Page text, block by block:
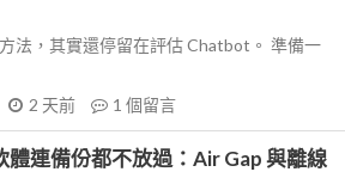
法，其實還停留在評估 Chatbot。 準備一
2 天前 1 個留言
體連備份都不放過：Air Gap 與離線